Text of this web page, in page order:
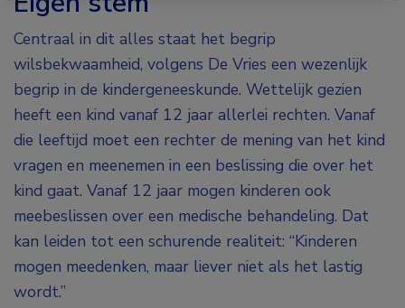
Centraal in dit alles staat het begrip
wilsbekwaamheid, volgens De Vries een wezenlijk
begrip in de kindergeneeskunde. Wettelijk gezien
heeft een kind vanaf 12 jaar allerlei rechten. Vanaf
die leeftijd moet een rechter de mening van het kind
vragen en meenemen in een beslissing die over het
kind gaat. Vanaf 12 jaar mogen kinderen ook
meebeslissen over een medische behandeling. Dat
kan leiden tot een schurende realiteit: “Kinderen
mogen meedenken, maar liever niet als het lastig
wordt.”